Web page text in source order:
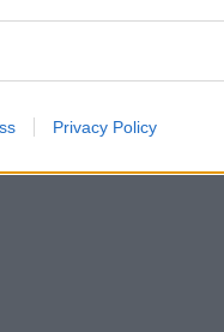
Privacy Policy
mężczyzny bez
„Tęskniliście
.